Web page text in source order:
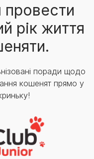
рік життя
поради щодо
кошенят прямо у